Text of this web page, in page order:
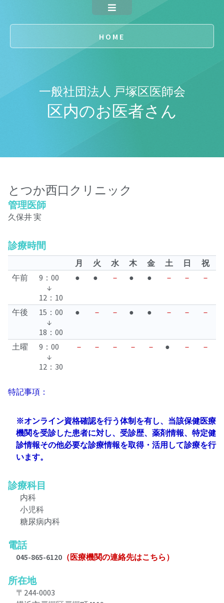
HOME
一般社団法人 戸塚区医師会
区内のお医者さん
とつか西口クリニック
管理医師
久保井 実
診療時間
月 火 水 木 金 土 日
祝
午前
9：00
↓
12：10
● ● － ● ● － － －
午後
15：00
↓
18：00
● － － ● ● － － －
土曜
9：00
↓
12：30
－ － － － － ● － －
特記事項：
※オンライン資格確認を行う体制を有し、当該保健医療
機関を受診した患者に対し、受診歴、薬剤情報、特定健
診情報その他必要な診療情報を取得・活用して診療を行
います。
診療科目
内科
小児科
糖尿病内科
電話
045-865-6120 （医療機関の連絡先はこちら）
所在地
〒244-0003